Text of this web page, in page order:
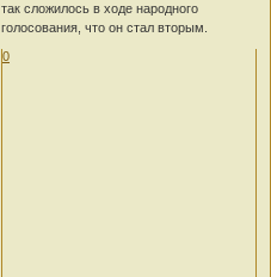
так сложилось в ходе народного
голосования, что он стал вторым.
0